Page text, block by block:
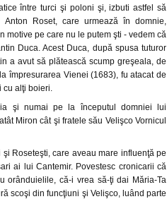
între turci şi poloni şi, izbuti astfel să
Anton Roset, care urmează în domnie,
motive pe care nu le putem şti - vedem că
Duca. Acest Duca, după spusa tuturor
a avut să plătească scump greşeala, de
împresurarea Vienei (1683), fu atacat de
cu alţi boieri.
şi numai pe la începutul domniei lui
Miron cât şi fratele său Velişco Vornicul
Roseteşti, care aveau mare influenţă pe
ai lui Cantemir. Povestesc cronicarii că
orânduielile, că-i vrea să-ţi dai Măria-Ta
scoşi din funcţiuni şi Velişco, luând parte